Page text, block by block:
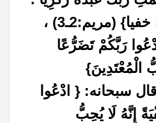
إذا نادى ربه نداء خفيا} (مريم:2ـ3) ،
رَبَّكُمْ تَضَرُّعًا
الْمُعْتَدِينَ}
وقال سبحانه: { ادْعُوا
إِنَّهُ لَا يُحِبُّ